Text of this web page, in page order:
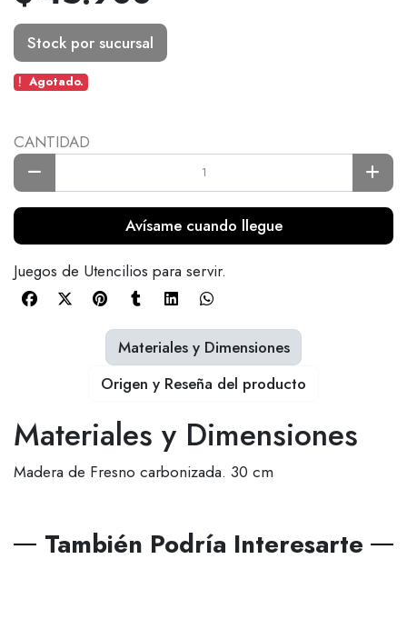
Stock por sucursal
Agotado.
CANTIDAD
Avísame cuando llegue
Juegos de Utencilios para servir.
Materiales y Dimensiones
Madera de Fresno carbonizada. 30 cm
Materiales y Dimensiones
Origen y Reseña del producto
También Podría Interesarte